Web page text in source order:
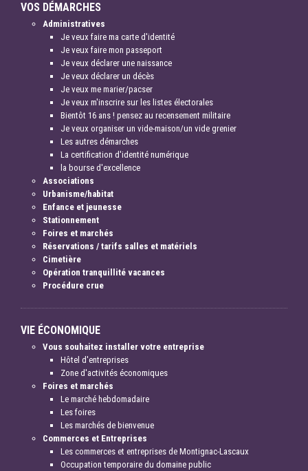
VOS DÉMARCHES
Administratives
Je veux faire ma carte d'identité
Je veux faire mon passeport
Je veux déclarer une naissance
Je veux déclarer un décès
Je veux me marier/pacser
Je veux m'inscrire sur les listes électorales
Bientôt 16 ans ! pensez au recensement militaire
Je veux organiser un vide-maison/un vide grenier
Les autres démarches
La certification d'identité numérique
la bourse d'excellence
Associations
Urbanisme/habitat
Enfance et jeunesse
Stationnement
Foires et marchés
Réservations / tarifs salles et matériels
Cimetière
Opération tranquillité vacances
Procédure crue
VIE ÉCONOMIQUE
Vous souhaitez installer votre entreprise
Hôtel d'entreprises
Zone d'activités économiques
Foires et marchés
Le marché hebdomadaire
Les foires
Les marchés de bienvenue
Commerces et Entreprises
Les commerces et entreprises de Montignac-Lascaux
Occupation temporaire du domaine public